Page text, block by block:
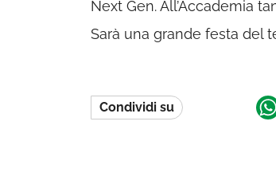
Next Gen. All’Accademia
Sarà una grande festa del
Condividi su